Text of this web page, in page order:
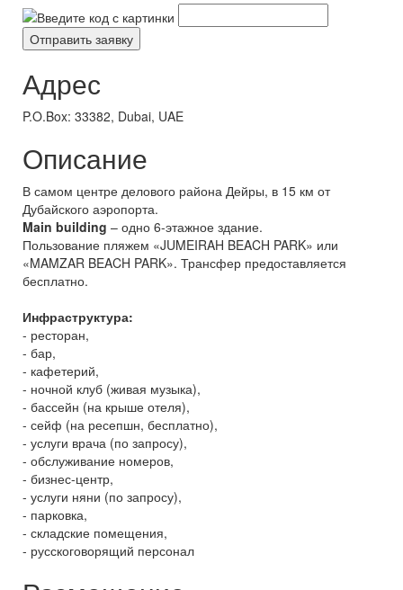
Адрес
P.O.Box: 33382, Dubai, UAE
Описание
В самом центре делового района Дейры, в 15 км от
Дубайского аэропорта.
Main building – одно 6-этажное здание.
Пользование пляжем «JUMEIRAH BEACH PARK» или
«MAMZAR BEACH PARK». Трансфер предоставляется
бесплатно.
Инфраструктура:
- ресторан,
- бар,
- кафетерий,
- ночной клуб (живая музыка),
- бассейн (на крыше отеля),
- сейф (на ресепшн, бесплатно),
- услуги врача (по запросу),
- обслуживание номеров,
- бизнес-центр,
- услуги няни (по запросу),
- парковка,
- складские помещения,
- русскоговорящий персонал